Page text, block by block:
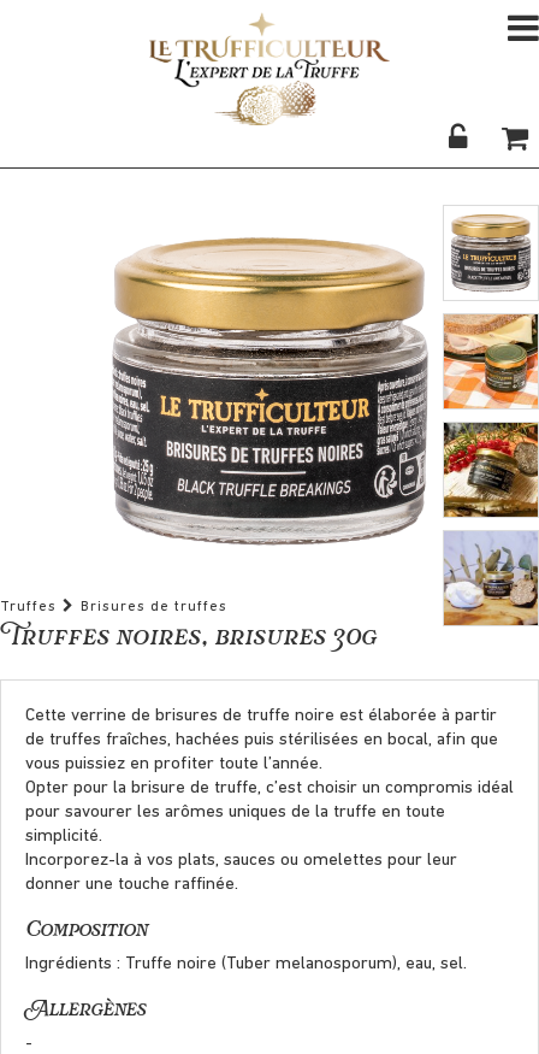
Truffes Brisures de truffes
Truffes noires, brisures 30g
Cette verrine de brisures de truffe noire est élaborée à partir
de truffes fraîches, hachées puis stérilisées en bocal, afin que
vous puissiez en profiter toute l’année.
Opter pour la brisure de truffe, c’est choisir un compromis idéal
pour savourer les arômes uniques de la truffe en toute
simplicité.
Incorporez-la à vos plats, sauces ou omelettes pour leur
donner une touche raffinée.
Composition
Ingrédients : Truffe noire (Tuber melanosporum), eau, sel.
Allergènes
-